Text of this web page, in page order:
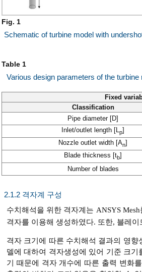
Fig. 1
Schematic of turbine model with
Table 1
Various design parameters of the turbine
Fixed
Classification
Pipe diameter [D]
Inlet/outlet length [L p]
Nozzle outlet width [An]
Blade thickness [tb]
Number of blades
2.1.2 격자계 구성
수치해석을 위한 격자계는 ANSYS
격자를 이용해 생성하였다. 또한, 블레
격자 크기에 따른 수치해석 결과의 영
델에 대하여 격자생성에 있어 기준 크
기 때문에 격자 개수에 따른 출력 변화